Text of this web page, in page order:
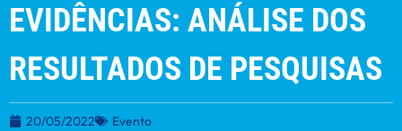
EVIDÊNCIAS: ANÁLISE DOS
RESULTADOS DE PESQUISAS
20/05/2022 Evento